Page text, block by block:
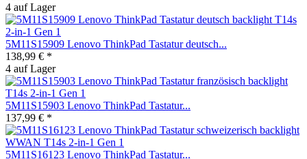
4 auf Lager
5M11S15909 Lenovo ThinkPad Tastatur deutsch...
138,99 € *
4 auf Lager
5M11S15903 Lenovo ThinkPad Tastatur...
137,99 € *
5M11S16123 Lenovo ThinkPad Tastatur...